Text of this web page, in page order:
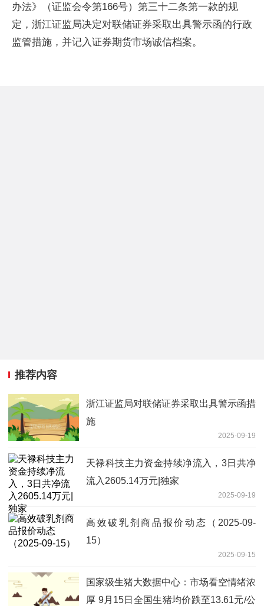
办法》（证监会令第166号）第三十二条第一款的规
定，浙江证监局决定对联储证券采取出具警示函的行政
监管措施，并记入证券期货市场诚信档案。
推荐内容
浙江证监局对联储证券采取出具警示函措
施
2025-09-19
天禄科技主力资金持续净流入，3日共净
流入2605.14万元|独家
2025-09-19
高效破乳剂商品报价动态（2025-09-
15）
2025-09-15
国家级生猪大数据中心：市场看空情绪浓
厚 9月15日全国生猪均价跌至13.61元/公